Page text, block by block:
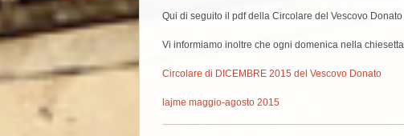
Qui di seguito il pdf della Circolare del Vescovo
Vi informiamo inoltre che ogni domenica nella
Circolare di DICEMBRE 2015 del Vescovo Donato
lajme maggio-agosto 2015